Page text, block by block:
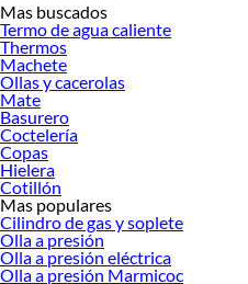
Mas buscados
Termo de agua caliente
Thermos
Machete
Ollas y cacerolas
Mate
Basurero
Coctelería
Copas
Hielera
Cotillón
Mas populares
Cilindro de gas y soplete
Olla a presión
Olla a presión eléctrica
Olla a presión Marmicoc